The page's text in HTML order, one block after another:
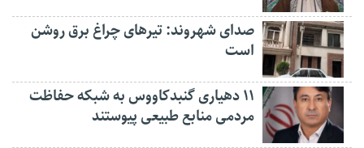
صدای شهروند: تیرهای چراغ برق روشن
است
۱۱ دهیاری گنبدکاووس به شبکه حفاظت
مردمی منابع طبیعی پیوستند